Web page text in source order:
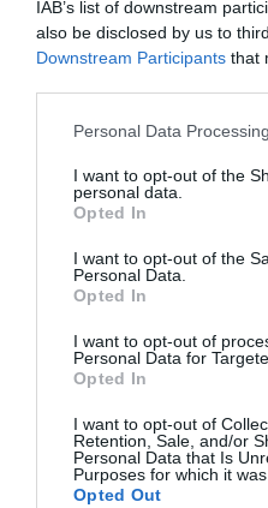
IAB’s list of downstream
also be disclosed by us to
Downstream Participants that
Personal Data
I want to opt-out of the
personal data.
Opted In
I want to opt-out of the
Personal Data.
Opted In
I want to opt-out of
Personal Data for
Opted In
I want to opt-out of
Retention, Sale, and/or
Personal Data that Is
Purposes for which it was
Opted Out
He leído y acepto las
Hoy destacamos